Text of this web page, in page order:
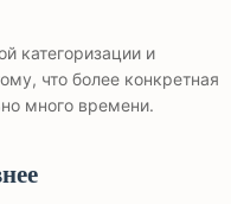
категоризации и
что более конкретная
много времени.